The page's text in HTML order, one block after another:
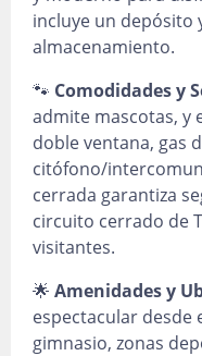
incluye un depósito
almacenamiento.
🐾 Comodidades y
admite mascotas, y
doble ventana, gas
citófono/
cerrada garantiza
circuito cerrado de
visitantes.
🌟 Amenidades y
espectacular desde
gimnasio, zonas